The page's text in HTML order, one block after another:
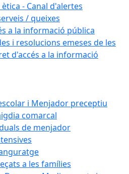
- Canal d'alertes
/ queixes
a la informació pública
i resolucions emeses de les
d'accés a la informació
i Menjador preceptiu
comarcal
de menjador
a les famílies